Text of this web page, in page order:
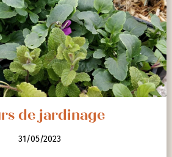
de jardinage
31/05/2023